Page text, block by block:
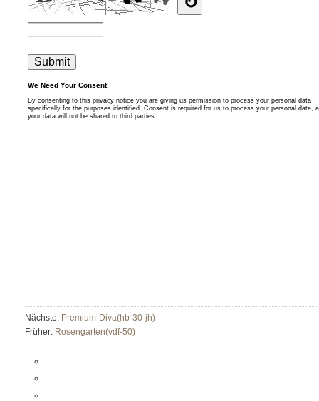
Nächste: Premium-Diva(hb-30-jh)
Früher: Rosengarten(vdf-50)